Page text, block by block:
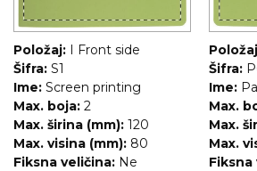
Položaj: I Front side
Šifra: S1
Ime: Screen printing
Max. boja: 2
Max. širina (mm): 120
Max. visina (mm): 80
Fiksna veličina: Ne
Šifra:
Ime:
Max.
Max.
Max.
Fiksna